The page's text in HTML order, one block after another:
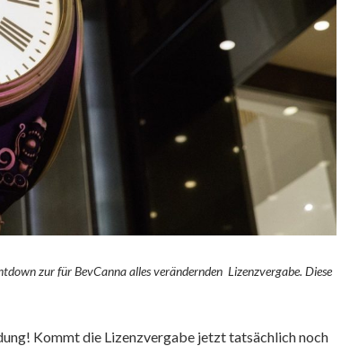
zur für BevCanna alles verändernden Lizenzvergabe. Diese
Kommt die Lizenzvergabe jetzt tatsächlich noch